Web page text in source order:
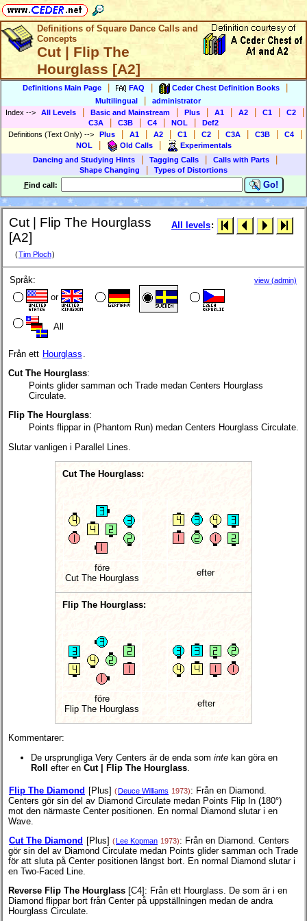
Definitions of Square Dance Calls and
Concepts
Cut | Flip The
Hourglass [A2]
Definitions Main Page FAQ Ceder Chest Definition Books
Multilingual
administrator
Index --> All Levels Basic and Mainstream Plus A1 A2 C1 C2
C3A C3B C4 NOL
Def2
Definitions (Text Only) --> Plus A1 A2 C1 C2 C3A C3B C4
NOL Old Calls
Experimentals
Dancing and Studying Hints
Tagging Calls Calls with Parts
Shape Changing
Types of Distortions
Find call: Go!
Cut | Flip The Hourglass
[A2]
(Tim Ploch)
All levels:
Språk:
or
All
view (admin)
Från ett Hourglass
Cut The Hourglass:
Points glider samman och Trade medan Centers Hourglass
Circulate.
Flip The Hourglass:
Points flippar in (Phantom Run) medan Centers Hourglass Circulate.
Slutar vanligen i Parallel Lines.
Cut The Hourglass:
före
Cut The Hourglass
efter
Flip The Hourglass:
före
Flip The Hourglass
efter
Kommentarer:
De ursprungliga Very Centers är de enda som inte kan göra en
Roll efter en Cut | Flip The Hourglass
Flip The Diamond [Plus] (Deuce Williams 1973): Från en Diamond.
Centers gör sin del av Diamond Circulate medan Points Flip In (180°)
mot den närmaste Center positionen. En normal Diamond slutar i en
Wave.
Cut The Diamond [Plus] (Lee Kopman 1973): Från en Diamond. Centers
gör sin del av Diamond Circulate medan Points glider samman och Trade
för att sluta på Center positionen längst bort. En normal Diamond slutar i
en Two-Faced Line.
Reverse Flip The Hourglass [C4] : Från ett Hourglass. De som är i en
Diamond flippar bort från Center på uppställningen medan de andra
Hourglass Circulate.